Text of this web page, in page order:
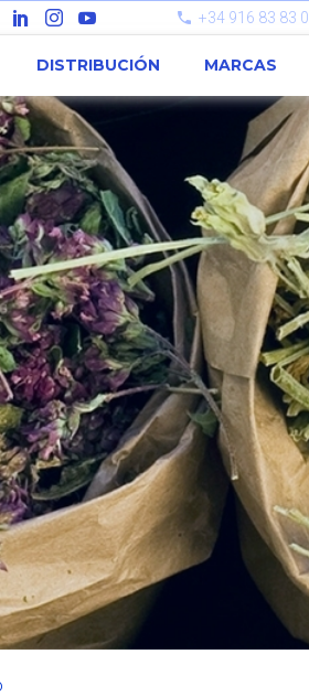
+34 916 83 83
DISTRIBUCIÓN MARCAS